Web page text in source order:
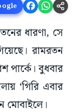
ধারণা, সে
রামরতন
পার্কে। বুধবার
‘গিরি এবার